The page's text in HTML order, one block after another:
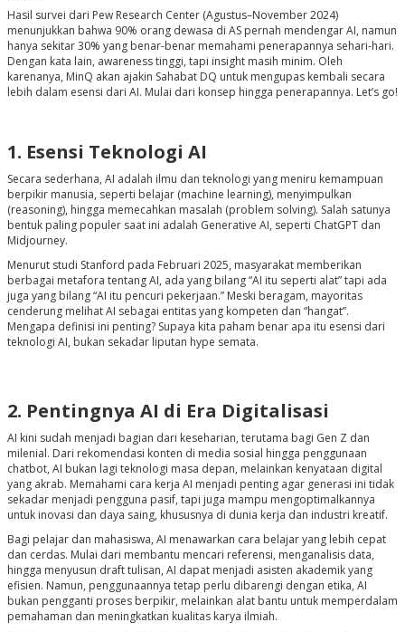
Hasil survei dari Pew Research Center (Agustus–November 2024)
menunjukkan bahwa 90% orang dewasa di AS pernah mendengar AI, namun
hanya sekitar 30% yang benar-benar memahami penerapannya sehari-hari.
Dengan kata lain, awareness tinggi, tapi insight masih minim. Oleh
karenanya, MinQ akan ajakin Sahabat DQ untuk mengupas kembali secara
lebih dalam esensi dari AI. Mulai dari konsep hingga penerapannya. Let’s go!
1. Esensi Teknologi AI
Secara sederhana, AI adalah ilmu dan teknologi yang meniru kemampuan
berpikir manusia, seperti belajar (machine learning), menyimpulkan
(reasoning), hingga memecahkan masalah (problem solving). Salah satunya
bentuk paling populer saat ini adalah Generative AI, seperti ChatGPT dan
Midjourney.
Menurut studi Stanford pada Februari 2025, masyarakat memberikan
berbagai metafora tentang AI, ada yang bilang “AI itu seperti alat” tapi ada
juga yang bilang “AI itu pencuri pekerjaan.” Meski beragam, mayoritas
cenderung melihat AI sebagai entitas yang kompeten dan “hangat”.
Mengapa definisi ini penting? Supaya kita paham benar apa itu esensi dari
teknologi AI, bukan sekadar liputan hype semata.
2. Pentingnya AI di Era Digitalisasi
AI kini sudah menjadi bagian dari keseharian, terutama bagi Gen Z dan
milenial. Dari rekomendasi konten di media sosial hingga penggunaan
chatbot, AI bukan lagi teknologi masa depan, melainkan kenyataan digital
yang akrab. Memahami cara kerja AI menjadi penting agar generasi ini tidak
sekadar menjadi pengguna pasif, tapi juga mampu mengoptimalkannya
untuk inovasi dan daya saing, khususnya di dunia kerja dan industri kreatif.
Bagi pelajar dan mahasiswa, AI menawarkan cara belajar yang lebih cepat
dan cerdas. Mulai dari membantu mencari referensi, menganalisis data,
hingga menyusun draft tulisan, AI dapat menjadi asisten akademik yang
efisien. Namun, penggunaannya tetap perlu dibarengi dengan etika, AI
bukan pengganti proses berpikir, melainkan alat bantu untuk memperdalam
pemahaman dan meningkatkan kualitas karya ilmiah.